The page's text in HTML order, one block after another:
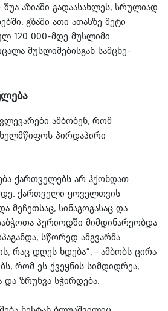
აზიაში გადაასახლეს, სრულიად
გზაში ათი ათასზე მეტი
120 000-მდე მუსლიმი
მუსლიმებისგან სამცხე-
ამბობენ, რომ
პირდაპირი
ქართველებს არ ჰქონდათ
ქართველი ყოველთვის
მეჩეთსაც, სინაგოგასაც და
პერიოდში მიმდინარეობდა
სწორედ ამგვარმა
რაც დღეს ხდება“, – ამბობს ცირა
რომ ეს ქვეყნის სიმდიდრეა,
ზრუნვა სჭირდება.